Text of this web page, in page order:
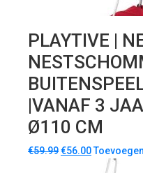
PLAYTIVE |
|VANAF 3
Ø110 CM
€59.99€56.00